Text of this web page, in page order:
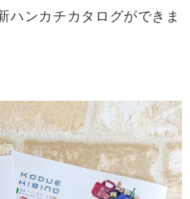
ハンカチカタログができま